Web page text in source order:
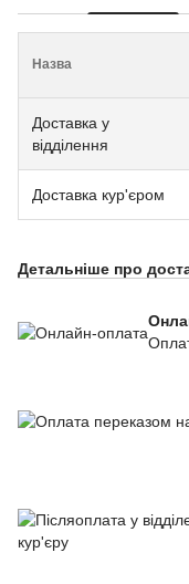
Назва
Доставка у
відділення
Доставка кур'єром
Детальніше про